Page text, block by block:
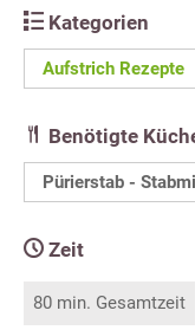
Kategorien
Aufstrich Rezepte
Benötigte
Pürierstab -
Zeit
80 min. Gesamtzeit